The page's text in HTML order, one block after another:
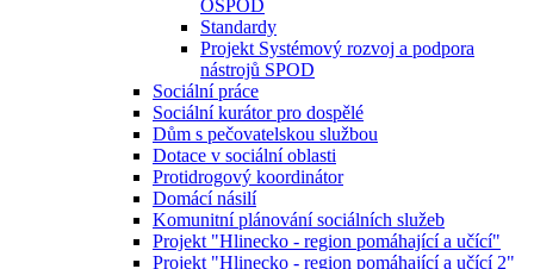
OSPOD
Standardy
Projekt Systémový rozvoj a podpora
nástrojů SPOD
Sociální práce
Sociální kurátor pro dospělé
Dům s pečovatelskou službou
Dotace v sociální oblasti
Protidrogový koordinátor
Domácí násilí
Komunitní plánování sociálních služeb
Projekt "Hlinecko - region pomáhající a učící"
Projekt "Hlinecko - region pomáhající a učící 2"